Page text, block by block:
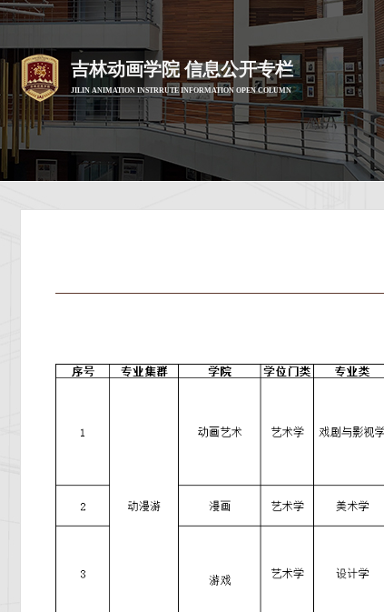
吉林动画学院 信息公开专栏
JILIN ANIMATION INSTRRUTE INFORMATION OPEN COLUMN